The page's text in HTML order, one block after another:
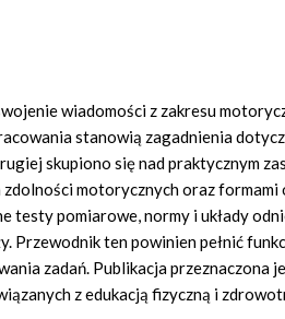
wiadomości z zakresu
stanowią zagadnienia
skupiono się nad praktycznym
motorycznych oraz
testy pomiarowe, normy i układy
Przewodnik ten powinien pełnić
zadań. Publikacja przeznaczona
z edukacją fizyczną i